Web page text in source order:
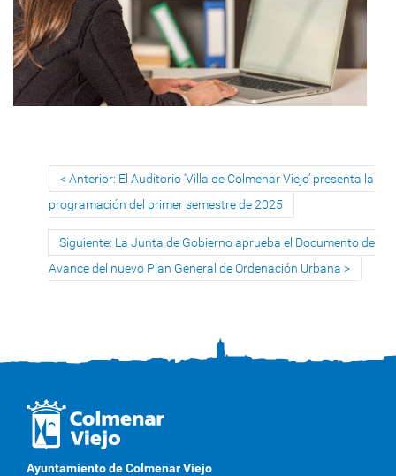
Anterior: El Auditorio ‘Villa de Colmenar Viejo’ presenta la
programación del primer semestre de 2025
Siguiente: La Junta de Gobierno aprueba el Documento de
Avance del nuevo Plan General de Ordenación Urbana
Ayuntamiento de Colmenar Viejo